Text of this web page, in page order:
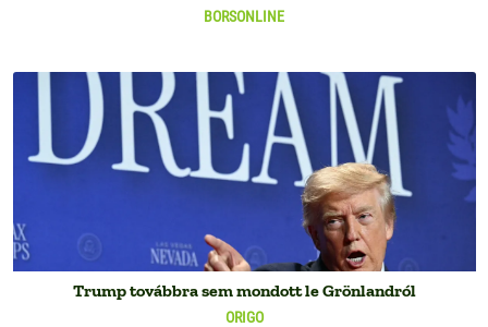
BORSONLINE
ORIGO
Trump továbbra sem mondott le Grönlandról